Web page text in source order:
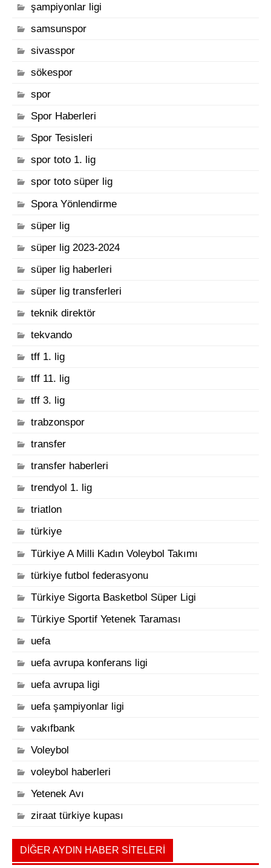
şampiyonlar ligi
samsunspor
sivasspor
sökespor
spor
Spor Haberleri
Spor Tesisleri
spor toto 1. lig
spor toto süper lig
Spora Yönlendirme
süper lig
süper lig 2023-2024
süper lig haberleri
süper lig transferleri
teknik direktör
tekvando
tff 1. lig
tff 11. lig
tff 3. lig
trabzonspor
transfer
transfer haberleri
trendyol 1. lig
triatlon
türkiye
Türkiye A Milli Kadın Voleybol Takımı
türkiye futbol federasyonu
Türkiye Sigorta Basketbol Süper Ligi
Türkiye Sportif Yetenek Taraması
uefa
uefa avrupa konferans ligi
uefa avrupa ligi
uefa şampiyonlar ligi
vakıfbank
Voleybol
voleybol haberleri
Yetenek Avı
ziraat türkiye kupası
DIĞER AYDIN HABER SITELERI